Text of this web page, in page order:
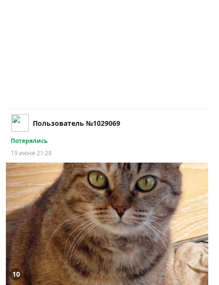
Пользователь №1029069
Потерялись
19 июня 21:28
10